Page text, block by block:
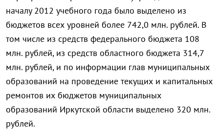
началу 2012 учебного года было выделено из
бюджетов всех уровней более 742,0 млн. рублей. В
том числе из средств федерального бюджета 108
млн. рублей, из средств областного бюджета 314,7
млн. рублей, и по информации глав муниципальных
образований на проведение текущих и капитальных
ремонтов их бюджетов муниципальных
образований Иркутской области выделено 320 млн.
рублей.